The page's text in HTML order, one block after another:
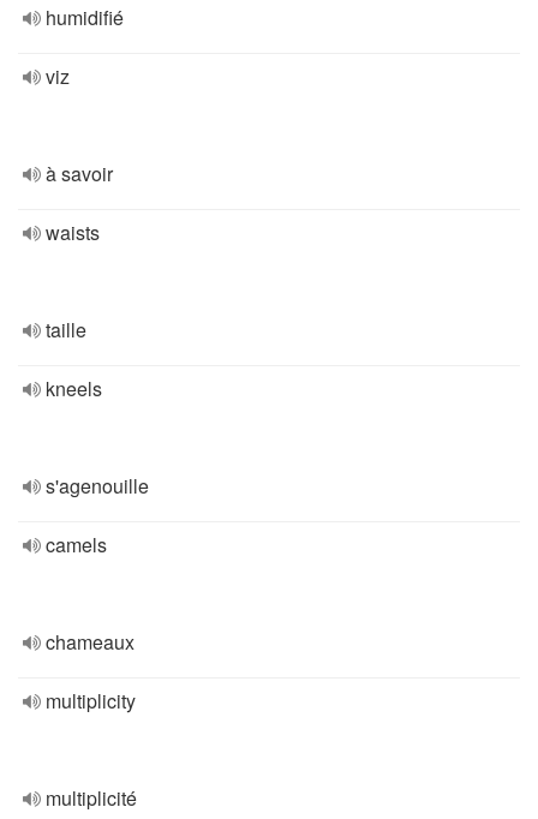
humidifié
viz
à savoir
waists
taille
kneels
s'agenouille
camels
chameaux
multiplicity
multiplicité